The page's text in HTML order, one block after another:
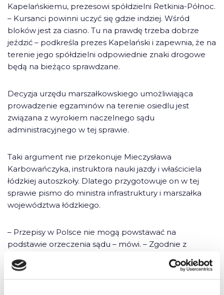
Kapelańskiemu, prezesowi spółdzielni Retkinia-Północ.
– Kursanci powinni uczyć się gdzie indziej. Wśród
bloków jest za ciasno. Tu na prawdę trzeba dobrze
jeździć – podkreśla prezes Kapelański i zapewnia, że na
terenie jego spółdzielni odpowiednie znaki drogowe
będą na bieżąco sprawdzane.
Decyzja urzędu marszałkowskiego umożliwiająca
prowadzenie egzaminów na terenie osiedlu jest
związana z wyrokiem naczelnego sądu
administracyjnego w tej sprawie.
Taki argument nie przekonuje Mieczysława
Karbowańczyka, instruktora nauki jazdy i właściciela
łódzkiej autoszkoły. Dlatego przygotowuje on w tej
sprawie pismo do ministra infrastruktury i marszałka
województwa łódzkiego.
– Przepisy w Polsce nie mogą powstawać na
podstawie orzeczenia sądu – mówi. – Zgodnie z
odbywać się tylko na drogach publicznych. Jeśli
odbywają się na innych, powinny zostać unieważnione.